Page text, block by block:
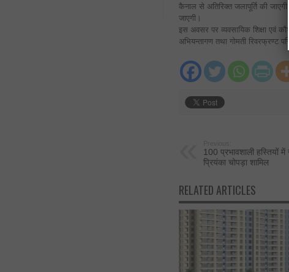
कैनाल से अतिरिक्त जलापूर्ति की
जाएगी।
इस अवसर पर व्यवसायिक शिक्षा एवं
अभियन्तागण तथा गोमती रिवरफ्रण्ट
100 प्रभावशाली हस्तियों में
प्रियंका चोपड़ा शामिल
RELATED ARTICLES